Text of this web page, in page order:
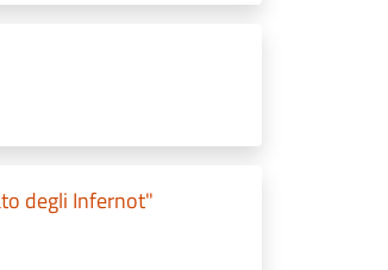
degli Infernot"